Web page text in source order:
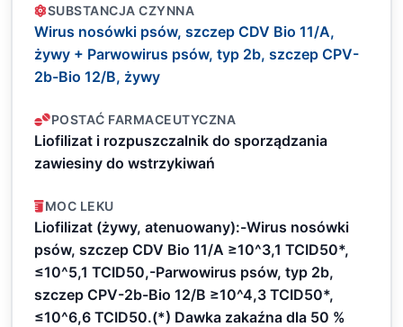
SUBSTANCJA CZYNNA
Wirus nosówki psów, szczep CDV Bio 11/A,
żywy + Parwowirus psów, typ 2b, szczep CPV-
2b-Bio 12/B, żywy
POSTAĆ FARMACEUTYCZNA
Liofilizat i rozpuszczalnik do sporządzania
zawiesiny do wstrzykiwań
MOC LEKU
Liofilizat (żywy, atenuowany):-Wirus nosówki
psów, szczep CDV Bio 11/A ≥10^3,1 TCID50*,
≤10^5,1 TCID50,-Parwowirus psów, typ 2b,
szczep CPV-2b-Bio 12/B ≥10^4,3 TCID50*,
≤10^6,6 TCID50.(*) Dawka zakaźna dla 50 %